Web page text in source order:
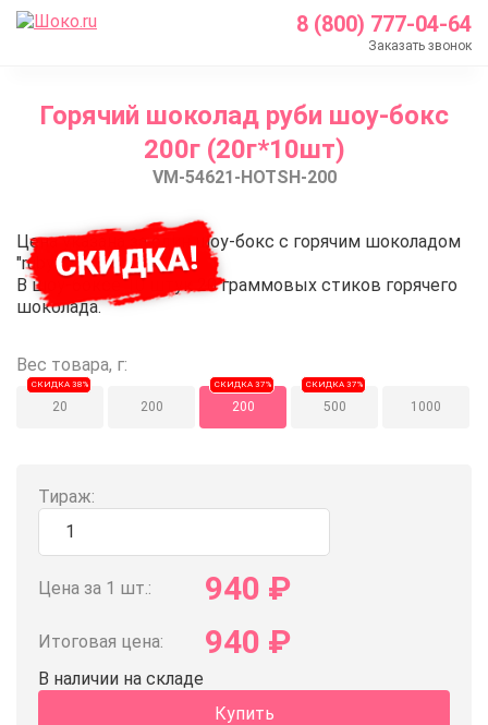
8 (800) 777-04-64
Заказать звонок
Каталог
Шоколад Barry Callebaut
Какао продукты
Горячий шоколад
Горячий шоколад руби шоу-бокс 200г (20г*10шт)
Горячий шоколад руби шоу-бокс
200г (20г*10шт)
VM-54621-HOTSH-200
Горячий шоколад руби шоу-
Цена указана за один шоу-бокс с горячим шоколадом
"ruby".
В шоу-боксе 10 штук 20 граммовых стиков горячего
шоколада.
Вес товара, г:
СКИДКА 38%
20 200
СКИДКА 37%
200
СКИДКА 37%
500 1000
Тираж:
Цена за 1 шт.: 940 ₽
Итоговая цена: 940 ₽
В наличии на складе
Купить